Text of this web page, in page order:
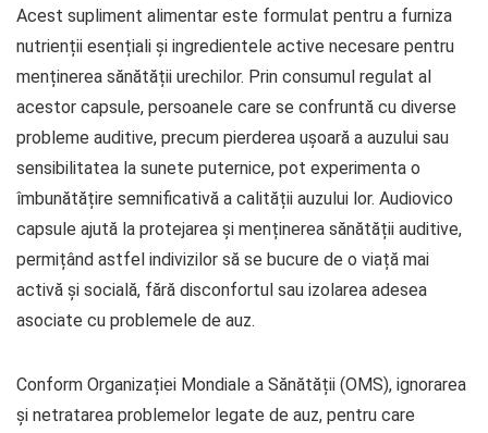
Acest supliment alimentar este formulat pentru a furniza
nutrienții esențiali și ingredientele active necesare pentru
menținerea sănătății urechilor. Prin consumul regulat al
acestor capsule, persoanele care se confruntă cu diverse
probleme auditive, precum pierderea ușoară a auzului sau
sensibilitatea la sunete puternice, pot experimenta o
îmbunătățire semnificativă a calității auzului lor. Audiovico
capsule ajută la protejarea și menținerea sănătății auditive,
permițând astfel indivizilor să se bucure de o viață mai
activă și socială, fără disconfortul sau izolarea adesea
asociate cu problemele de auz.
Conform Organizației Mondiale a Sănătății (OMS), ignorarea
și netratarea problemelor legate de auz, pentru care